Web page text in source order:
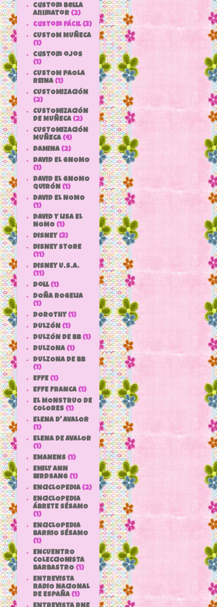
custom bella
animator (2)
custom fácil (3)
CUSTOM MUÑECA
(1)
custom ojos
(1)
CUSTOM PAOLA
REINA (1)
CUSTOMIZACIÓN
(2)
CUSTOMIZACIÓN
DE MUÑECA (2)
CUSTOMIZACIÓN
MUÑECA (4)
DAMINA (2)
DAVID EL GNOMO
(1)
DAVID EL GNOMO
QUIRÓN (1)
DAVID EL NOMO
(1)
DAVID Y LISA EL
NOMO (1)
DISNEY (3)
DISNEY STORE
(11)
DISNEY U.S.A.
(11)
doll (1)
DOÑA ROGELIA
(1)
DOROTHY (1)
DULZÓN (1)
DULZÓN DE BB (1)
DULZONA (1)
DULZONA DE BB
(1)
EFFE (1)
EFFE FRANCA (1)
EL MONSTRUO DE
COLORES (1)
ELENA D' AVALOR
(1)
ELENA DE AVALOR
(1)
EMANENS (1)
EMILY ANN
BIRDSANG (1)
ENCICLOPEDIA (2)
ENCICLOPEDIA
ÁBRETE SÉSAMO
(1)
ENCICLOPEDIA
BARRIO SÉSAMO
(1)
ENCUENTRO
COLECCIONISTA
BARBASTRO (1)
ENTREVISTA
RADIO NACIONAL
DE ESPAÑA (1)